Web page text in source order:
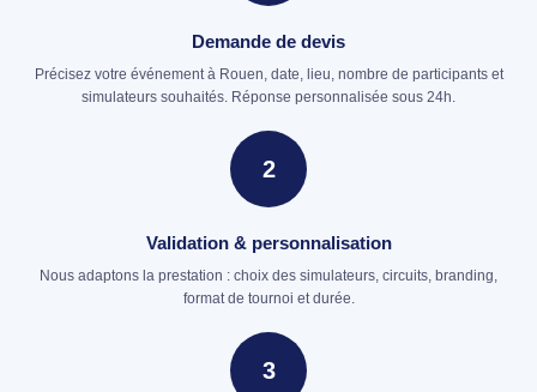
Demande de devis
Précisez votre événement à Rouen, date, lieu, nombre de participants et
simulateurs souhaités. Réponse personnalisée sous 24h.
2
Validation & personnalisation
Nous adaptons la prestation : choix des simulateurs, circuits, branding,
format de tournoi et durée.
3